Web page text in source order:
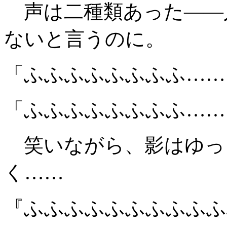
声は二種類あった――
ないと言うのに。
「ふふふふふふふふ
「ふふふふふふふふ
笑いながら、影はゆ
く……
『ふふふふふふふふ